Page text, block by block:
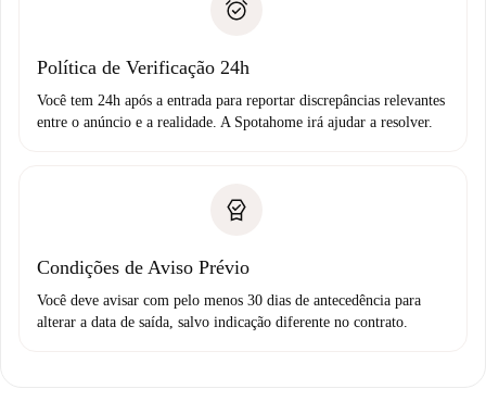
Débito direto bancário
não comunicar nenhum problema.
Política de Verificação 24h
Você tem 24h após a entrada para reportar discrepâncias relevantes
entre o anúncio e a realidade. A Spotahome irá ajudar a resolver.
Condições de Aviso Prévio
Você deve avisar com pelo menos 30 dias de antecedência para
alterar a data de saída, salvo indicação diferente no contrato.